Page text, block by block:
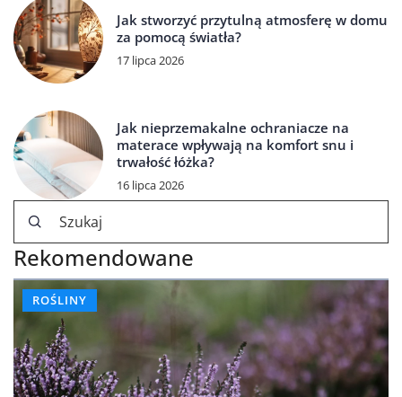
Jak stworzyć przytulną atmosferę w domu
za pomocą światła?
17 lipca 2026
Jak nieprzemakalne ochraniacze na
materace wpływają na komfort snu i
trwałość łóżka?
16 lipca 2026
Rekomendowane
ROŚLINY